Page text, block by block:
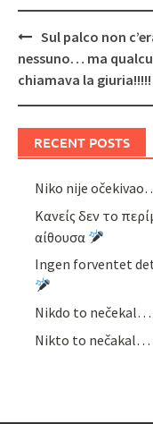
Post
navigation
Sul palco non
nessuno… ma
chiamava la giuria!!!!!
RECENT POSTS
Niko nije
Κανείς δεν το
αίθουσα
Ingen forventet
Nikdo to
Nikto to nečakal…